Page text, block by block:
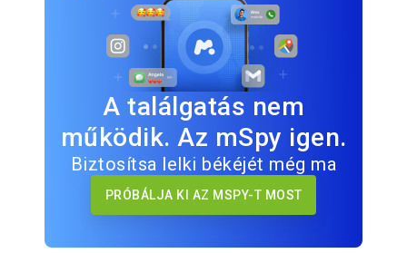
A találgatás nem
működik. Az mSpy igen.
Biztosítsa lelki békéjét még ma
PRÓBÁLJA KI AZ MSPY-T MOST